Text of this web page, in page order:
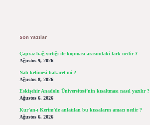
Son Yazılar
Çapraz bağ yırtığı ile kopması arasındaki fark nedir ?
Ağustos 9, 2026
Nah kelimesi hakaret mi ?
Ağustos 8, 2026
Eskişehir Anadolu Üniversitesi’nin kısaltması nasıl yazılır ?
Ağustos 6, 2026
Kur’an-ı Kerim’de anlatılan bu kıssaların amacı nedir ?
Ağustos 6, 2026